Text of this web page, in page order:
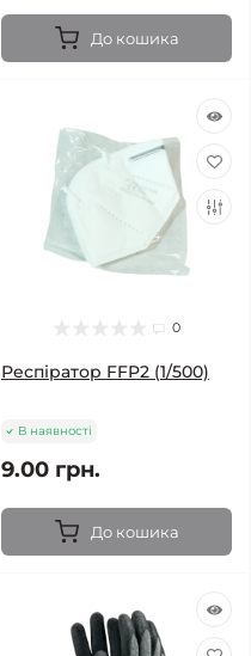
До кошика
0
Респіратор FFP2 (1/500)
В наявності
9.00 грн.
До кошика